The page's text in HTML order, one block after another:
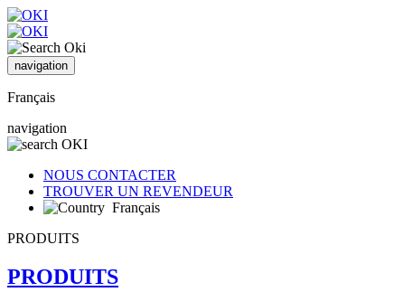
navigation
Français
navigation
NOUS CONTACTER
TROUVER UN REVENDEUR
Français
PRODUITS
PRODUITS